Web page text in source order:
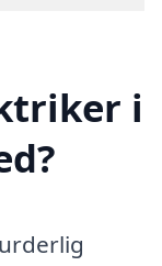
i